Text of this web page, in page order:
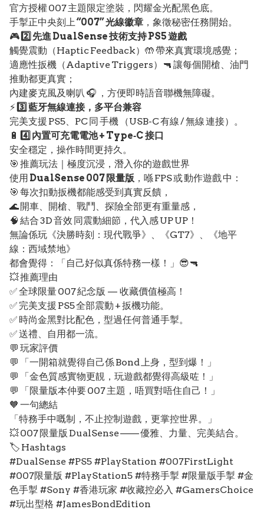
官方授權 007 主題限定塗裝，閃耀金光配黑色底。
手掣正中央刻上“007” 光線徽章 ，象徵秘密任務開始。
🎮 2️⃣ 先進 DualSense 技術支持 PS5 遊戲
觸覺震動（Haptic Feedback）🤲 帶來真實環境感覺；
適應性扳機（Adaptive Triggers）🔫 讓每個開槍、油門
推動都更真實；
內建麥克風及喇叭 🎧 ，方便即時語音聯機無障礙。
⚡ 3️⃣ 藍牙無線連接，多平台兼容
完美支援 PS5、PC 同 手機 （USB-C 有線 / 無線 連接）。
🔋 4️⃣ 內置可充電電池 + Type‑C 接口
安全穩定，操作時間更持久。
🎯 推薦玩法｜極度沉浸，潛入你的遊戲世界
使用 DualSense 007 限量版 ，喺 FPS 或 動作遊戲 中：
🎯 每次扣動扳機都能感受到真實反饋，
🌊 開車、開槍、戰鬥、探險全部更有重量感，
🧠 結合 3D 音效 同震動細節，代入感 UP UP！
無論係玩《決勝時刻：現代戰爭》、《GT7》、《地平
線：西域禁地》
都會覺得：「自己好似真係特務一樣！」😎🔫
💥 推薦理由
✅ 全球限量 007 紀念版 — 收藏價值極高！
✅ 完美支援 PS5 全部震動 + 扳機功能。
✅ 時尚金黑對比配色，型過任何普通手掣。
✅ 送禮、自用都一流。
💬 玩家評價
💬 「一開箱就覺得自己係 Bond 上身，型到爆！」
💬 「金色質感實物更靚，玩遊戲都覺得高級咗！」
💬 「限量版本仲要 007 主題，唔買對唔住自己！」
🧡 一句總結
「特務手中嘅制，不止控制遊戲，更掌控世界。」
💥 007 限量版 DualSense —— 優雅、力量、完美結合。
🏷️ Hashtags
#DualSense #PS5 #PlayStation #007FirstLight
#007限量版 #PlayStation5 #特務手掣 #限量版手掣 #金
色手掣 #Sony #香港玩家 #收藏控必入 #GamersChoice
#玩出型格 #JamesBondEdition